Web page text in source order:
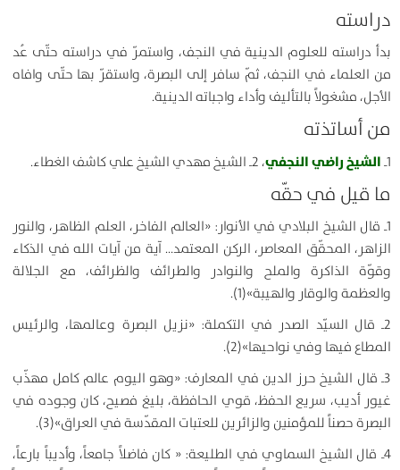
دراسته
بدأ دراسته للعلوم الدينية في النجف، واستمرّ في دراسته حتّى عُد
من العلماء في النجف، ثمّ سافر إلى البصرة، واستقرّ بها حتّى وافاه
الأجل، مشغولاً بالتأليف وأداء واجباته الدينية.
من أساتذته
1ـ الشيخ راضي النجفي، 2ـ الشيخ مهدي الشيخ علي كاشف الغطاء.
ما قيل في حقّه
1ـ قال الشيخ البلادي في الأنوار: «العالم الفاخر، العلم الظاهر، والنور
الزاهر، المحقّق المعاصر، الركن المعتمد… آية من آيات الله في الذكاء
وقوّة الذاكرة والملح والنوادر والطرائف والظرائف، مع الجلالة
والعظمة والوقار والهيبة»(1).
2ـ قال السيّد الصدر في التكملة: «نزيل البصرة وعالمها، والرئيس
المطاع فيها وفي نواحيها»(2).
3ـ قال الشيخ حرز الدين في المعارف: «وهو اليوم عالم كامل مهذّب
غيور أديب، سريع الحفظ، قوي الحافظة، بليغ فصيح، كان وجوده في
البصرة حصناً للمؤمنين والزائرين للعتبات المقدّسة في العراق»(3).
4ـ قال الشيخ السماوي في الطليعة: « كان فاضلاً جامعاً، وأديباً بارعاً،